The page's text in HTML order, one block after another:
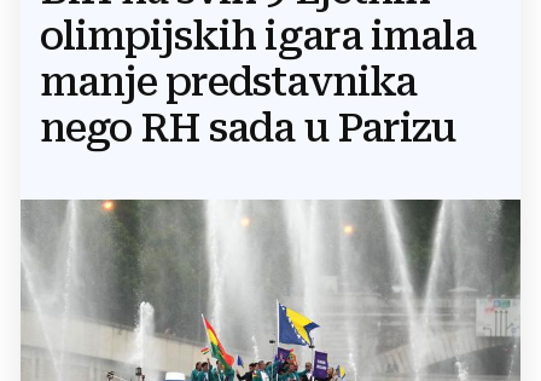
olimpijskih igara imala
manje predstavnika
nego RH sada u Parizu